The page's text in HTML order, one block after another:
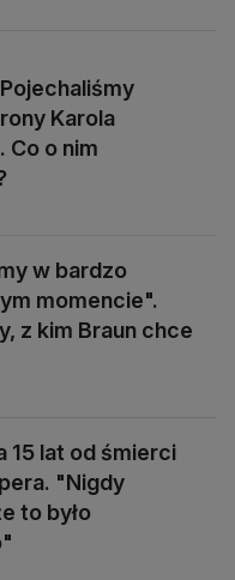
Pojechaliśmy
Karola
Co o nim
w bardzo
momencie".
z kim Braun chce
15 lat od śmierci
"Nigdy
to było